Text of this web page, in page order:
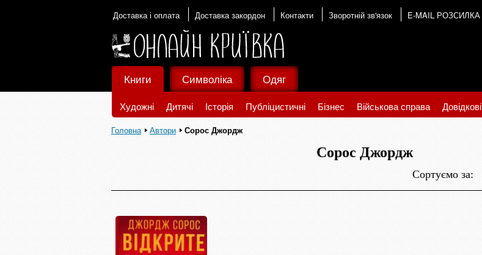
Доставка і оплата Доставка закордон Контакти Зворотній зв'язок E-MAIL РОЗСИЛКА
Книги
Художні Дитячі Історія Публіцистичні Бізнес Військова справа Довідкові
Символіка Одяг
Головна Автори Сорос Джордж
Сорос Джордж
Сортуємо за: